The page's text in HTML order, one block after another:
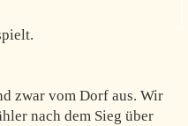
zwar vom Dorf aus. Wir
nach dem Sieg über